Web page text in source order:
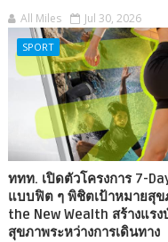
All Miles Jul 30, 2026
SPORT
ททท. เปิดตัวโครงการ 7-
แบบฟิต ๆ พิชิตเป้าหมายสุ
the New Wealth สร้างแร
สุขภาพระหว่างการเดินทาง